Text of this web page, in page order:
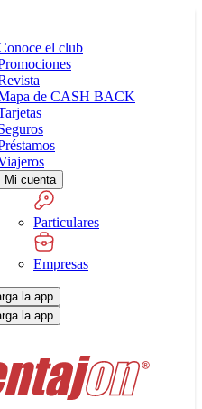
el club
de CASH BACK
Mi cuenta
Particulares
Empresas
la app
la app